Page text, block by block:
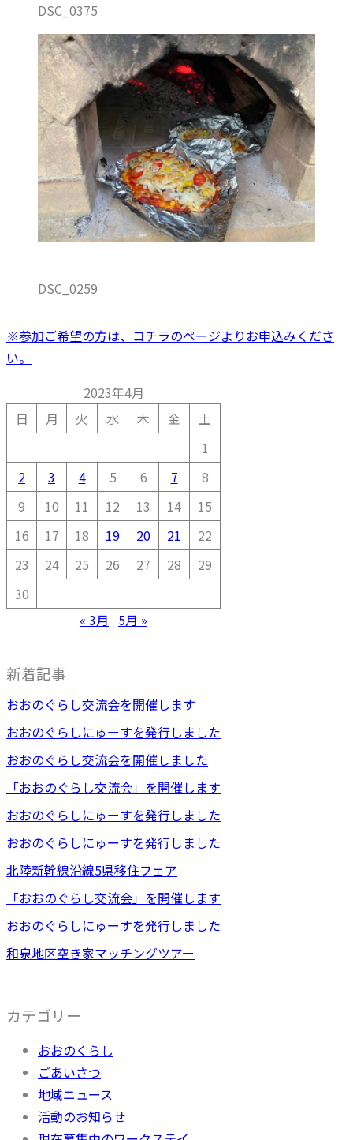
DSC_0375
DSC_0259
※参加ご希望の方は、コチラのページよりお申込みくださ
い。
2023年4月
日
月 火 水 木 金
土
1
2
3 4 5 6 7
8
9
10 11 12 13 14
15
16
17 18 19 20 21
22
23
24 25 26 27 28
29
30
« 3月
5月 »
新着記事
おおのぐらし交流会を開催します
おおのぐらしにゅーすを発行しました
おおのぐらし交流会を開催しました
「おおのぐらし交流会」を開催します
おおのぐらしにゅーすを発行しました
おおのぐらしにゅーすを発行しました
北陸新幹線沿線5県移住フェア
「おおのぐらし交流会」を開催します
おおのぐらしにゅーすを発行しました
和泉地区空き家マッチングツアー
カテゴリー
おおのくらし
ごあいさつ
地域ニュース
活動のお知らせ